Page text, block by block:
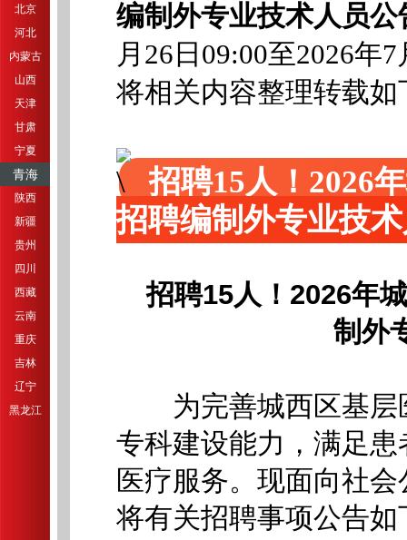
北京
河北
内蒙古
山西
天津
甘肃
宁夏
青海
陕西
新疆
贵州
四川
西藏
云南
重庆
吉林
辽宁
黑龙江
编制外专业技术人员公
月26日09:00至2026年
将相关内容整理转载如
招聘15人！2026
招聘编制外专业技
招聘15人！2026年
制外
为完善城西区基层
专科建设能力，满足
医疗服务。现面向社
将有关招聘事项公告如